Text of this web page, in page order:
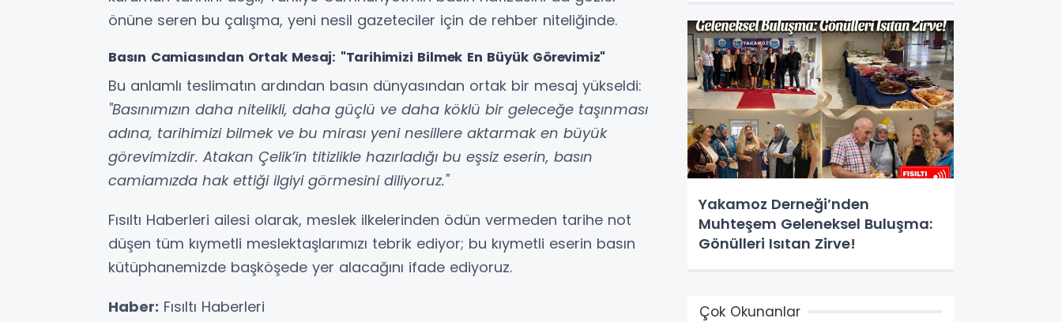
önüne seren bu çalışma, yeni nesil gazeteciler için de rehber niteliğinde.
Basın Camiasından Ortak Mesaj: "Tarihimizi Bilmek En Büyük Görevimiz"
Bu anlamlı teslimatın ardından basın dünyasından ortak bir mesaj yükseldi:
"Basınımızın daha nitelikli, daha güçlü ve daha köklü bir geleceğe taşınması
adına, tarihimizi bilmek ve bu mirası yeni nesillere aktarmak en büyük
görevimizdir. Atakan Çelik’in titizlikle hazırladığı bu eşsiz eserin, basın
camiamızda hak ettiği ilgiyi görmesini diliyoruz."
Fısıltı Haberleri ailesi olarak, meslek ilkelerinden ödün vermeden tarihe not
düşen tüm kıymetli meslektaşlarımızı tebrik ediyor; bu kıymetli eserin basın
kütüphanemizde başköşede yer alacağını ifade ediyoruz.
Haber: Fısıltı Haberleri
Yakamoz Derneği’nden
Muhteşem Geleneksel Buluşma:
Gönülleri Isıtan Zirve!
Çok Okunanlar